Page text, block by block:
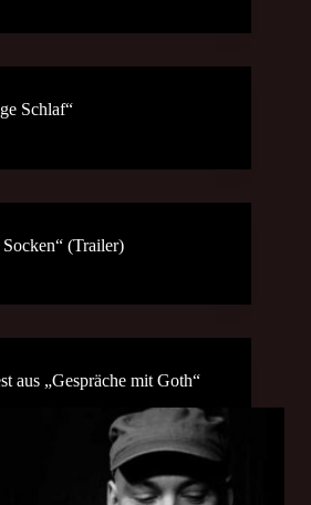
Schlaf“
(Trailer)
aus „Gespräche mit Goth“